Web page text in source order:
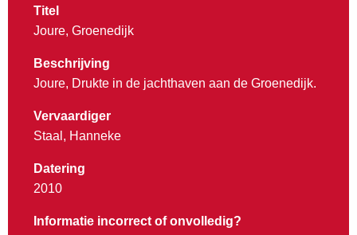
Titel
Joure, Groenedijk
Beschrijving
Joure, Drukte in de jachthaven aan de Groenedijk.
Vervaardiger
Staal, Hanneke
Datering
2010
Informatie incorrect of onvolledig?